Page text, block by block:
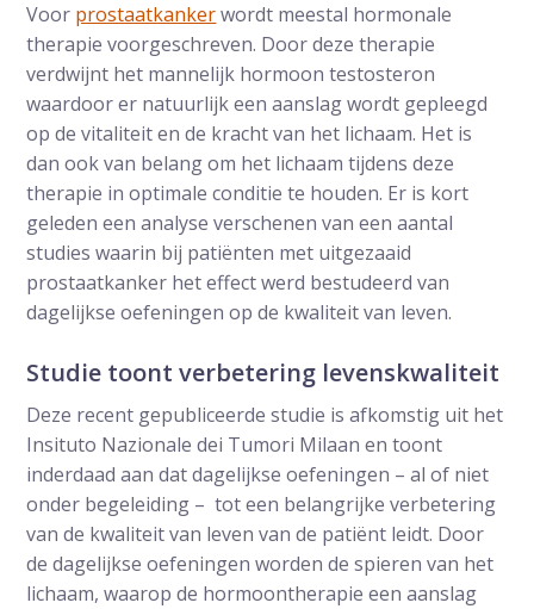
Voor prostaatkankerwordt meestal hormonale
therapie voorgeschreven. Door deze therapie
verdwijnt het mannelijk hormoon testosteron
waardoor er natuurlijk een aanslag wordt gepleegd
op de vitaliteit en de kracht van het lichaam. Het is
dan ook van belang om het lichaam tijdens deze
therapie in optimale conditie te houden. Er is kort
geleden een analyse verschenen van een aantal
studies waarin bij patiënten met uitgezaaid
prostaatkanker het effect werd bestudeerd van
dagelijkse oefeningen op de kwaliteit van leven.
Studie toont verbetering levenskwaliteit
Deze recent gepubliceerde studie is afkomstig uit het
Insituto Nazionale dei Tumori Milaan en toont
inderdaad aan dat dagelijkse oefeningen – al of niet
onder begeleiding – tot een belangrijke verbetering
van de kwaliteit van leven van de patiënt leidt. Door
de dagelijkse oefeningen worden de spieren van het
lichaam, waarop de hormoontherapie een aanslag